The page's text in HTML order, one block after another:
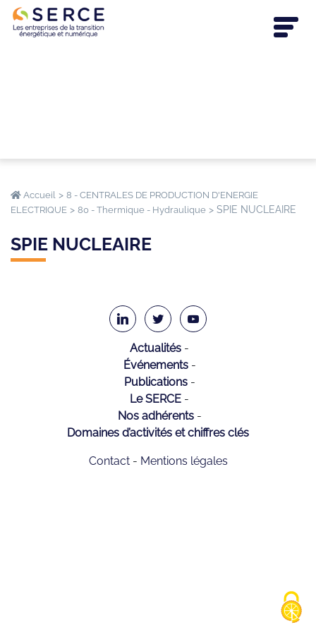
Accueil > 8 - CENTRALES DE PRODUCTION D'ENERGIE
ELECTRIQUE > 80 - Thermique - Hydraulique > SPIE NUCLEAIRE
SPIE NUCLEAIRE
Actualités
Événements
Publications
Le SERCE
Nos adhérents
Domaines d’activités et chiffres clés
Contact Mentions légales